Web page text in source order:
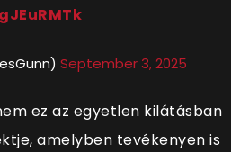
September 3, 2025
ez az egyetlen kilátásban
amelyben tevékenyen is